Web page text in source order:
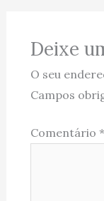
Deixe
O seu
Campos
Comentário *